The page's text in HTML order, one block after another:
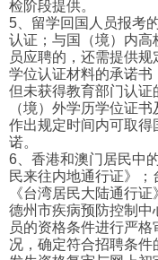
检阶段提供。
5、留学回国人员报考
认证；与国（境）内高
员应聘的，还需提供
学位认证材料的承诺书
但未获得教育部门认证
（境）外学历学位证
作出规定时间内可取得
诺。
6、香港和澳门居民中
民来往内地通行证》
《台湾居民大陆通行证
德州市疾病预防控制中
员的资格条件进行严
况，确定符合招聘条